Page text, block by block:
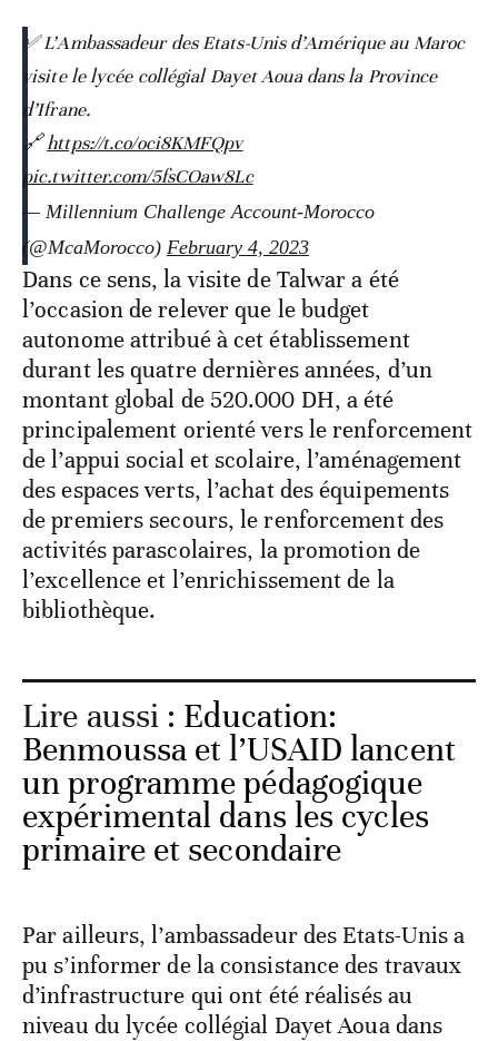
✅ L’Ambassadeur des Etats-Unis d’Amérique au Maroc
visite le lycée collégial Dayet Aoua dans la Province
d’Ifrane.
🔗https://t.co/oci8KMFQpv
pic.twitter.com/5fsCOaw8Lc
— Millennium Challenge Account-Morocco
(@McaMorocco) February 4, 2023
Dans ce sens, la visite de Talwar a été
l’occasion de relever que le budget
autonome attribué à cet établissement
durant les quatre dernières années, d’un
montant global de 520.000 DH, a été
principalement orienté vers le renforcement
de l’appui social et scolaire, l’aménagement
des espaces verts, l’achat des équipements
de premiers secours, le renforcement des
activités parascolaires, la promotion de
l’excellence et l’enrichissement de la
bibliothèque.
Lire aussi : Education:
Benmoussa et l’USAID lancent
un programme pédagogique
expérimental dans les cycles
primaire et secondaire
Par ailleurs, l’ambassadeur des Etats-Unis a
pu s’informer de la consistance des travaux
d’infrastructure qui ont été réalisés au
niveau du lycée collégial Dayet Aoua dans